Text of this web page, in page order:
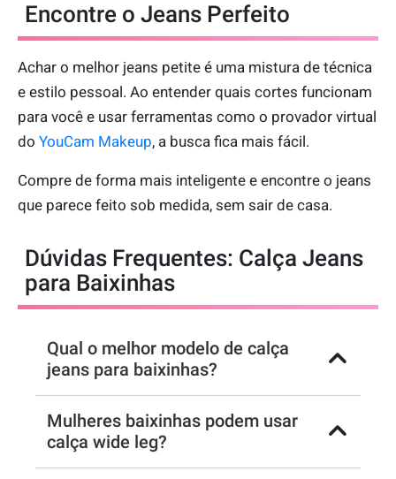
Encontre o Jeans Perfeito
Achar o melhor jeans petite é uma mistura de técnica
e estilo pessoal. Ao entender quais cortes funcionam
para você e usar ferramentas como o provador virtual
do YouCam Makeup, a busca fica mais fácil.
Compre de forma mais inteligente e encontre o jeans
que parece feito sob medida, sem sair de casa.
Dúvidas Frequentes: Calça Jeans
para Baixinhas
Qual o melhor modelo de calça
jeans para baixinhas?
Mulheres baixinhas podem usar
calça wide leg?